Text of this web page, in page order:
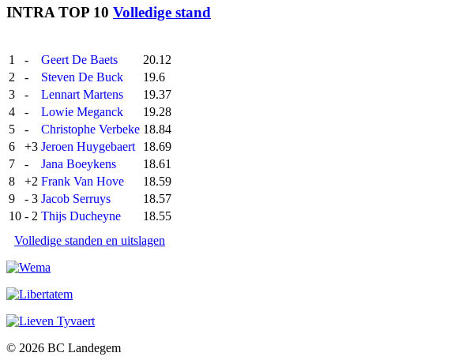
INTRA TOP 10 Volledige stand
1 - Geert De Baets
20.12
2
- Steven De Buck
19.6
3
- Lennart Martens
19.37
4
- Lowie Meganck
19.28
5
- Christophe Verbeke 18.84
6
+3 Jeroen Huygebaert
18.69
7
- Jana Boeykens
18.61
8
+2 Frank Van Hove
18.59
9
- 3 Jacob Serruys
18.57
10 - 2 Thijs Ducheyne
18.55
Volledige standen en uitslagen
© 2026 BC Landegem